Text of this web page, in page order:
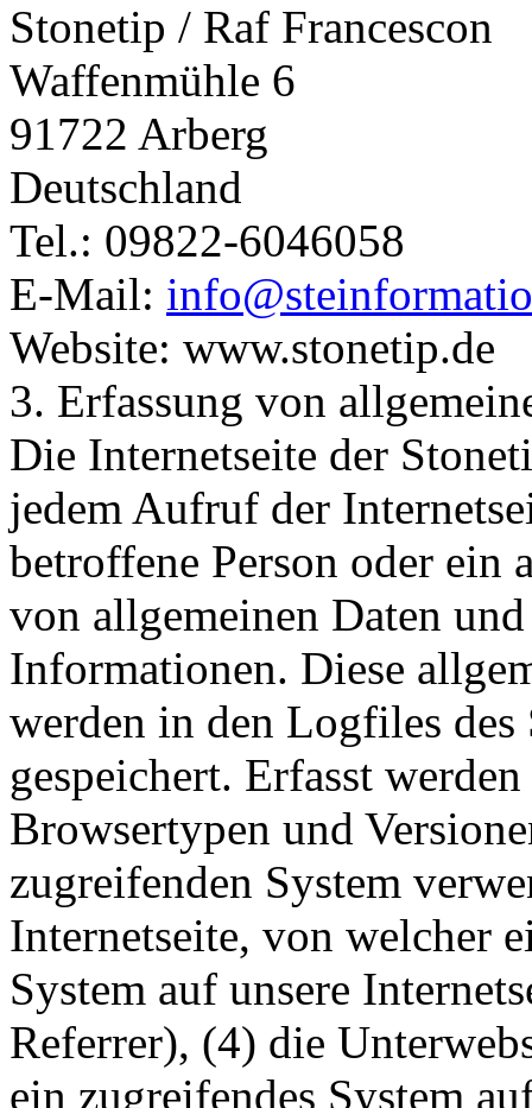
Stonetip / Raf Francescon
Waffenmühle 6
91722 Arberg
Deutschland
Tel.: 09822-6046058
E-Mail:
Website: www.stonetip.de
3. Erfassung von
Die Internetseite der
jedem Aufruf der
betroffene Person oder ein
von allgemeinen Daten und
Informationen. Diese
werden in den Logfiles des
gespeichert. Erfasst
Browsertypen und
zugreifenden System
Internetseite, von welcher
System auf unsere
Referrer), (4) die
ein zugreifendes System